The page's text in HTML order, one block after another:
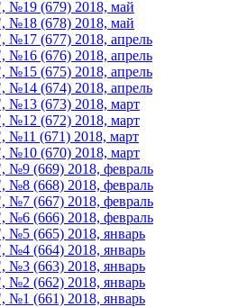
№19 (679) 2018, май
№18 (678) 2018, май
№17 (677) 2018, апрель
№16 (676) 2018, апрель
№15 (675) 2018, апрель
№14 (674) 2018, апрель
№13 (673) 2018, март
№12 (672) 2018, март
№11 (671) 2018, март
№10 (670) 2018, март
№9 (669) 2018, февраль
№8 (668) 2018, февраль
№7 (667) 2018, февраль
№6 (666) 2018, февраль
№5 (665) 2018, январь
№4 (664) 2018, январь
№3 (663) 2018, январь
№2 (662) 2018, январь
№1 (661) 2018, январь